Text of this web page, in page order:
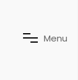
Menu